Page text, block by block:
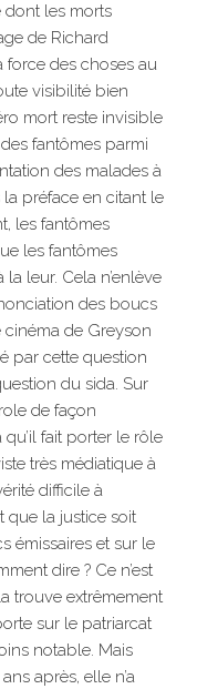
dont les morts
de Richard
des choses au
visibilité bien
mort reste invisible
fantômes parmi
des malades à
la préface en citant le
les fantômes
les fantômes
leur. Cela n’enlève
des boucs
cinéma de Greyson
par cette question
du sida. Sur
de façon
fait porter le rôle
très médiatique à
difficile à
que la justice soit
émissaires et sur le
dire ? Ce n’est
trouve extrêmement
sur le patriarcat
notable. Mais
après, elle n’a